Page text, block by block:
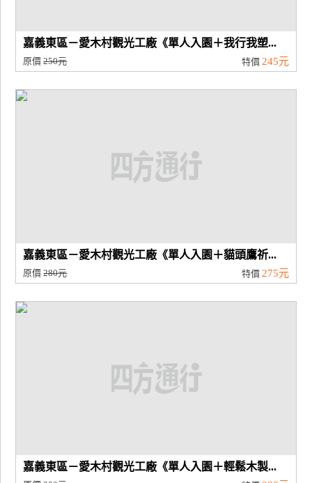
嘉義東區－愛木村觀光工廠《單人入園＋我行我塑...
原價250元 特價 245元
嘉義東區－愛木村觀光工廠《單人入園＋貓頭鷹祈...
原價280元 特價 275元
嘉義東區－愛木村觀光工廠《單人入園＋輕鬆木製...